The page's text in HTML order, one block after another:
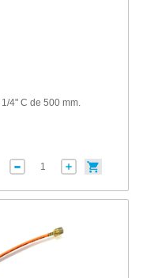
4" C de 500 mm.